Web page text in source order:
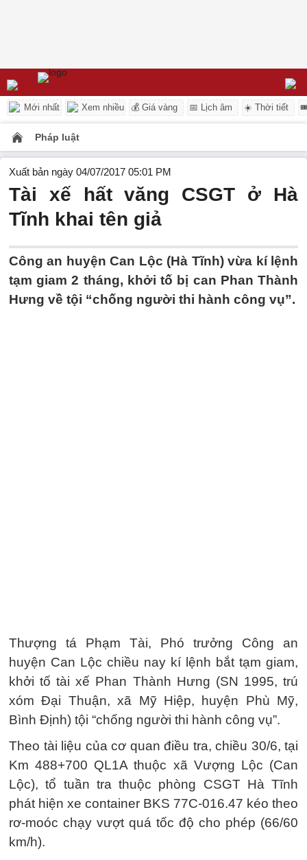
Mới nhất Xem nhiều 💰 Giá vàng 📅 Lịch âm ☀️ Thời tiết
Pháp luật
Xuất bản ngày 04/07/2017 05:01 PM
Tài xế hất văng CSGT ở Hà
Tĩnh khai tên giả
Công an huyện Can Lộc (Hà Tĩnh) vừa kí lệnh
tạm giam 2 tháng, khởi tố bị can Phan Thành
Hưng về tội “chống người thi hành công vụ”.
Thượng tá Phạm Tài, Phó trưởng Công an
huyện Can Lộc chiều nay kí lệnh bắt tạm giam,
khởi tố tài xế Phan Thành Hưng (SN 1995, trú
xóm Đại Thuận, xã Mỹ Hiệp, huyện Phù Mỹ,
Bình Định) tội “chống người thi hành công vụ”.
Theo tài liệu của cơ quan điều tra, chiều 30/6, tại
Km 488+700 QL1A thuộc xã Vượng Lộc (Can
Lộc), tổ tuần tra thuộc phòng CSGT Hà Tĩnh
phát hiện xe container BKS 77C-016.47 kéo theo
rơ-moóc chạy vượt quá tốc độ cho phép (66/60
km/h).